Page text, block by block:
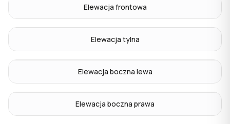
Elewacja frontowa
Elewacja tylna
Elewacja boczna lewa
Elewacja boczna prawa